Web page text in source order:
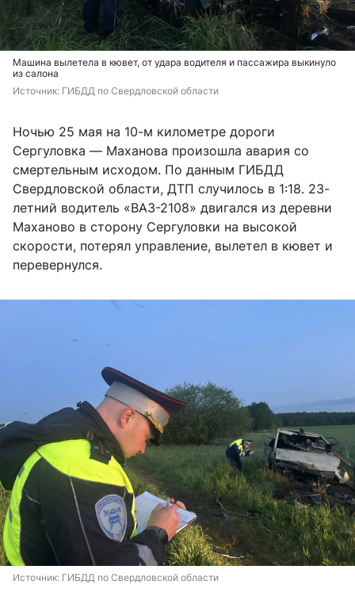
Машина вылетела в кювет, от удара водителя и пассажира выкинуло
из салона
Источник: ГИБДД по Свердловской области
Ночью 25 мая на 10-м километре дороги
Сергуловка — Маханова произошла авария со
смертельным исходом. По данным ГИБДД
Свердловской области, ДТП случилось в 1:18. 23-
летний водитель «ВАЗ-2108» двигался из деревни
Маханово в сторону Сергуловки на высокой
скорости, потерял управление, вылетел в кювет и
перевернулся.
Источник: ГИБДД по Свердловской области